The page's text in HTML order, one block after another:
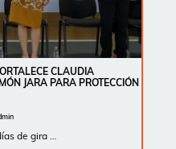
CLAUDIA
JARA PARA PROTECCIÓN
de gira …